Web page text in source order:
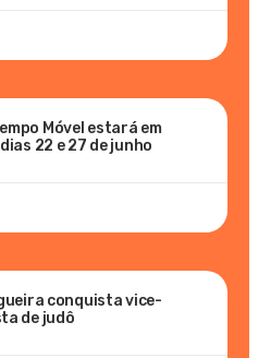
Móvel estará em
22 e 27 de junho
conquista vice-
de judô